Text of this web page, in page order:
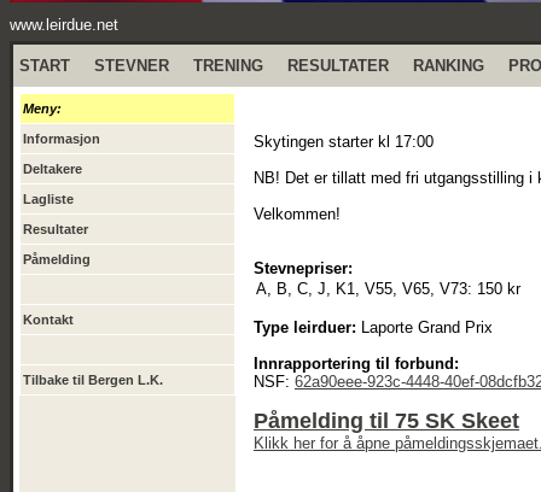
www.leirdue.net
START STEVNER TRENING RESULTATER RANKING
Meny:
Informasjon
Deltakere
Lagliste
Resultater
Påmelding
Kontakt
Tilbake til Bergen L.K.
Skytingen starter kl 17:00
NB! Det er tillatt med fri utgangsstilling i
Velkommen!
Stevnepriser:
A, B, C, J, K1, V55, V65, V73: 150 kr
Type leirduer: Laporte Grand Prix
Innrapportering til forbund:
NSF: 62a90eee-923c-4448-40ef-
Påmelding til 75 SK Skeet
Klikk her for å åpne